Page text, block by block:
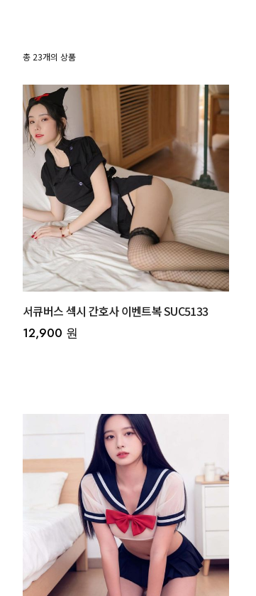
총 23개의 상품
서큐버스 섹시 간호사 이벤트복 SUC5133
12,900 원